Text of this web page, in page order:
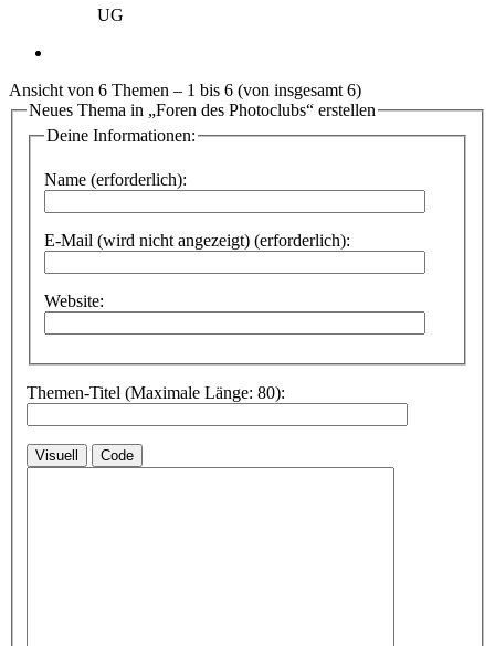
UG
Ansicht von 6 Themen – 1 bis 6 (von insgesamt 6)
Neues Thema in „Foren des Photoclubs“ erstellen
Deine Informationen:
Name (erforderlich):
E-Mail (wird nicht angezeigt) (erforderlich):
Website:
Themen-Titel (Maximale Länge: 80):
Visuell Code